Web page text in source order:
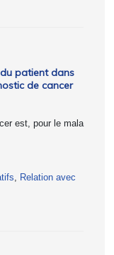
patient dans
de cancer
est, pour le mala
, Relation avec